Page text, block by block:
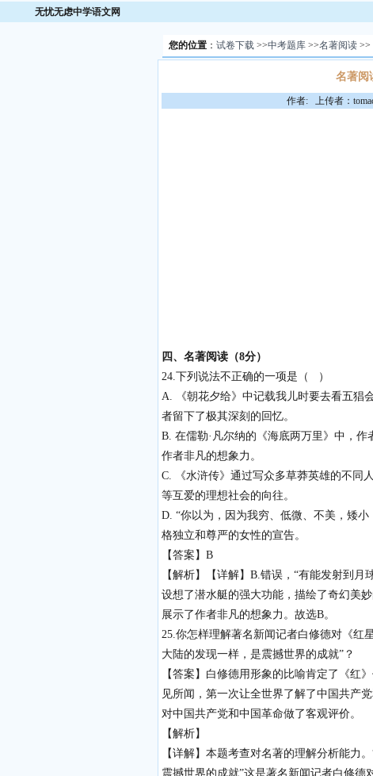
无忧无虑中学语文网
您的位置： 试卷下载>>中考题库>>名著阅读>>
名著阅
作者: 上传者：
四、名著阅读（8分）
24.下列说法不正确的一项是（ ）
A. 《朝花夕给》中记载我儿时要去看五猖
者留下了极其深刻的回忆。
B. 在儒勒·凡尔纳的《海底两万里》中，
作者非凡的想象力。
C. 《水浒传》通过写众多草莽英雄的不同
等互爱的理想社会的向往。
D. “你以为，因为我穷、低微、不美，矮
格独立和尊严的女性的宣告。
【答案】B
【解析】【详解】B.错误，“有能发射到
设想了潜水艇的强大功能，描绘了奇幻美
展示了作者非凡的想象力。故选B。
25.你怎样理解著名新闻记者白修德对《红
大陆的发现一样，是震撼世界的成就”？
【答案】白修德用形象的比喻肯定了《红
见所闻，第一次让全世界了解了中国共产
对中国共产党和中国革命做了客观评价。
【解析】
【详解】本题考查对名著的理解分析能力
震撼世界的成就”这是著名新闻记者白修